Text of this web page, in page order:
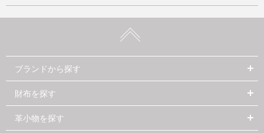
ブランドから探す
財布を探す
革小物を探す